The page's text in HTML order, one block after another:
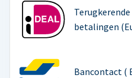
betalingen
Bancontact (